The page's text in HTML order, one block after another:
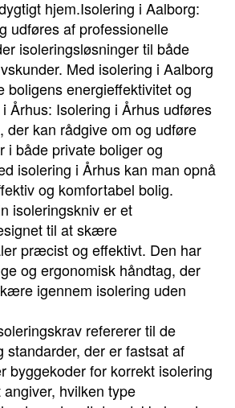
hjem.Isolering i Aalborg:
udføres af professionelle
isoleringsløsninger til både
Med isolering i Aalborg
boligens energieffektivitet og
Århus: Isolering i Århus udføres
der kan rådgive om og udføre
i både private boliger og
isolering i Århus kan man opnå
og komfortabel bolig.
isoleringskniv er et
til at skære
præcist og effektivt. Den har
og ergonomisk håndtag, der
igennem isolering uden
refererer til de
standarder, der er fastsat af
byggekoder for korrekt isolering
hvilken type